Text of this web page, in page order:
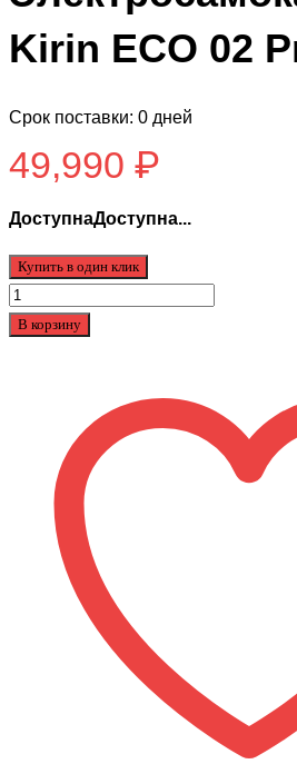
Kirin ECO 02
Срок поставки: 0 дней
49,990 ₽
ДоступнаДоступна...
Купить в один клик
Количество
товара
В корзину